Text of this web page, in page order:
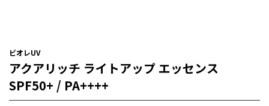
ビオレUV
アクアリッチ ライトアップ エッセンス
SPF50+ / PA++++